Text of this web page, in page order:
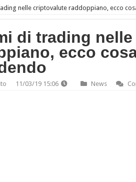
nelle criptovalute raddoppiano, ecco
di trading
ecco
11/03/19 15:06 News